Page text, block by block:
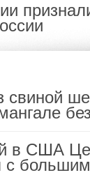
в США
с